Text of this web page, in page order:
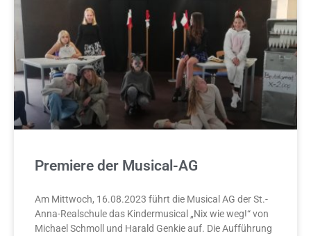
Premiere der Musical-AG
Am Mittwoch, 16.08.2023 führt die Musical AG der St.-
Anna-Realschule das Kindermusical „Nix wie weg!“ von
Michael Schmoll und Harald Genkie auf. Die Aufführung